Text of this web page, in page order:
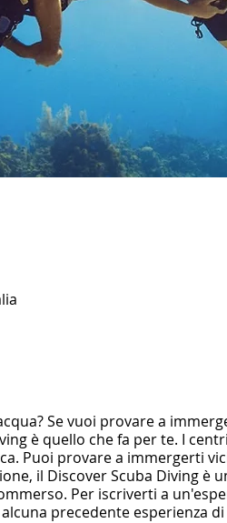
Se vuoi provare a
è quello che fa per te. I
Puoi provare a immergerti
il Discover Scuba Diving è
Per iscriverti a
precedente esperienza